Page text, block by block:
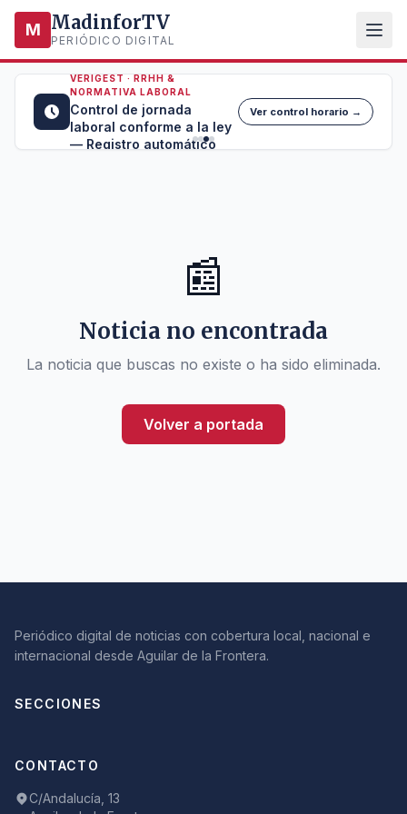
M MadinforTV
PERIÓDICO DIGITAL
VERIGEST · RRHH &
NORMATIVA LABORAL
Control de jornada
laboral conforme a la ley
— Registro automático
Ver control horario →
📰
Noticia no encontrada
La noticia que buscas no existe o ha sido eliminada.
Volver a portada
Periódico digital de noticias con cobertura local, nacional e
internacional desde Aguilar de la Frontera.
SECCIONES
CONTACTO
C/Andalucía, 13